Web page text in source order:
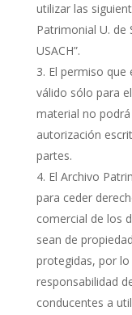
utilizar las
Patrimonial U. de
USACH”.
El permiso
válido sólo para
material no
autorización
partes.
El Archivo
para ceder
comercial de los
sean de
protegidas, por
responsabilidad
conducentes a